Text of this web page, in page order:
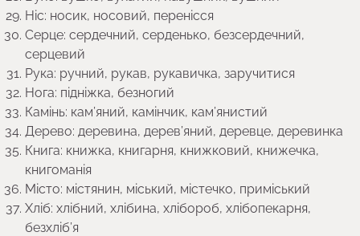
Ніс: носик, носовий, перенісся
Серце: сердечний, серденько, безсердечний,
серцевий
Рука: ручний, рукав, рукавичка, заручитися
Нога: підніжка, безногий
Камінь: кам’яний, камінчик, кам’янистий
Дерево: деревина, дерев’яний, деревце, деревинка
Книга: книжка, книгарня, книжковий, книжечка,
книгоманія
Місто: містянин, міський, містечко, приміський
Хліб: хлібний, хлібина, хлібороб, хлібопекарня,
безхліб’я